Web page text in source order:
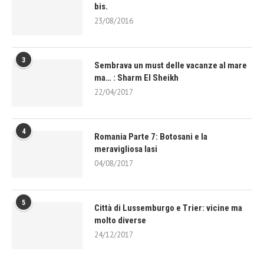
bis.
23/08/2016
3
Sembrava un must delle vacanze al mare
ma… : Sharm El Sheikh
22/04/2017
4
Romania Parte 7: Botosani e la
meravigliosa Iasi
04/08/2017
5
Città di Lussemburgo e Trier: vicine ma
molto diverse
24/12/2017